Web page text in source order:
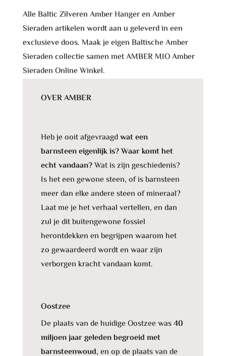
Alle Baltic Zilveren Amber Hanger en Amber
Sieraden artikelen wordt aan u geleverd in een
exclusieve doos. Maak je eigen Baltische Amber
Sieraden collectie samen met AMBER MIO Amber
Sieraden Online Winkel.
OVER AMBER
Heb je ooit afgevraagdwat een
barnsteen eigenlijk is? Waar komt het
echt vandaan?Wat is zijn geschiedenis?
Is het een gewone steen, of is barnsteen
meer dan elke andere steen of mineraal?
Laat me je het verhaal vertellen, en dan
zul je dit buitengewone fossiel
herontdekken en begrijpen waarom het
zo gewaardeerd wordt en waar zijn
verborgen kracht vandaan komt.
Oostzee
De plaats van de huidige Oostzee was40
miljoen jaar geleden begroeid met
barnsteenwoud, en op de plaats van de